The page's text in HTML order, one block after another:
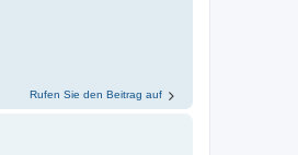
Rufen Sie den Beitrag auf